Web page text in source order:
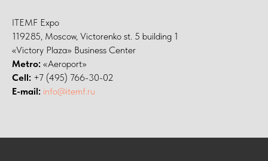
ITEMF Expo
119285, Moscow, Victorenko st. 5 building 1
«Victory Plaza» Business Center
Metro: «Aeroport»
Cell: +7 (495) 766-30-02
E-mail: info@itemf.ru